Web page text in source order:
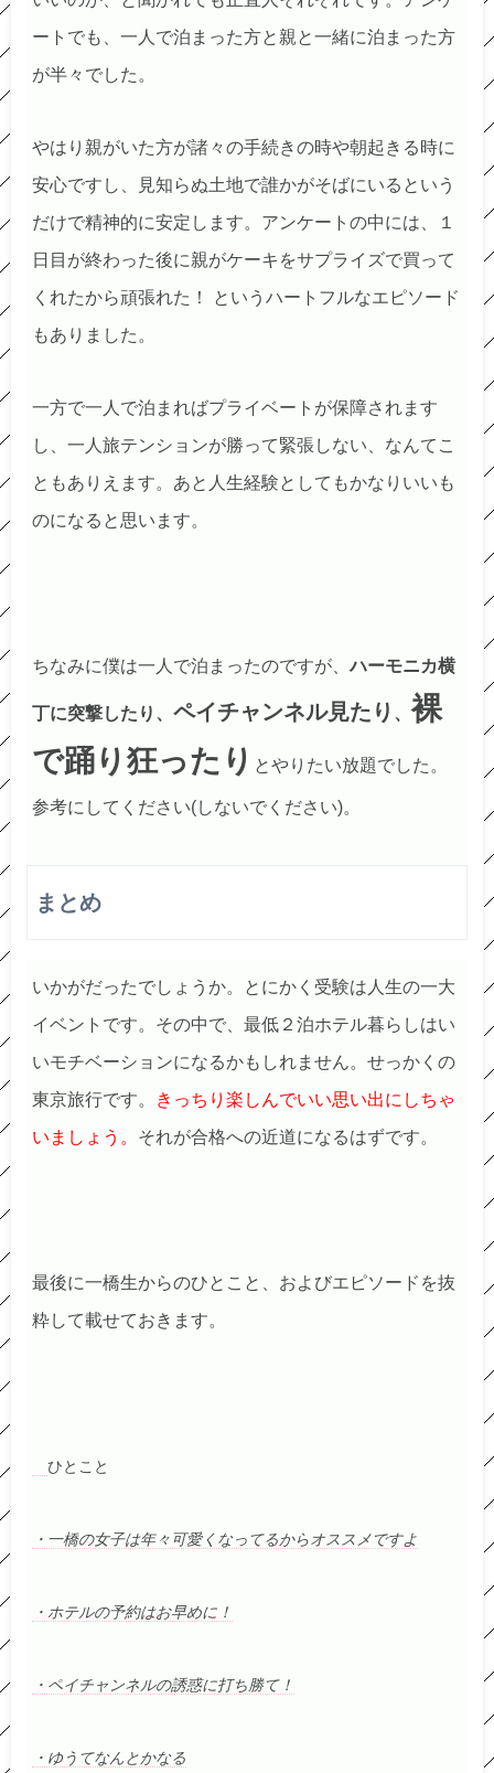
ートでも、一人で泊まった方と親と一緒に泊まった方
が半々でした。
やはり親がいた方が諸々の手続きの時や朝起きる時に
安心ですし、見知らぬ土地で誰かがそばにいるという
だけで精神的に安定します。アンケートの中には、１
日目が終わった後に親がケーキをサプライズで買って
くれたから頑張れた！ というハートフルなエピソード
もありました。
一方で一人で泊まればプライベートが保障されます
し、一人旅テンションが勝って緊張しない、なんてこ
ともありえます。あと人生経験としてもかなりいいも
のになると思います。
ちなみに僕は一人で泊まったのですが、ハーモニカ横
丁に突撃したり、 ペイチャンネル見たり 、裸
で踊り狂ったり とやりたい放題でした。
参考にしてください(しないでください)。
まとめ
いかがだったでしょうか。とにかく受験は人生の一大
イベントです。その中で、最低２泊ホテル暮らしはい
いモチベーションになるかもしれません。せっかくの
東京旅行です。
きっちり楽しんでいい思い出にしちゃ
いましょう。 それが合格への近道になるはずです。
最後に一橋生からのひとこと、およびエピソードを抜
粋して載せておきます。
ひとこと
・一橋の女子は年々可愛くなってるからオススメですよ
・ホテルの予約はお早めに！
・ペイチャンネルの誘惑に打ち勝て！
・ゆうてなんとかなる